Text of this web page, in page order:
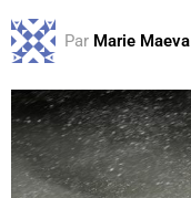
Par Marie Maeva